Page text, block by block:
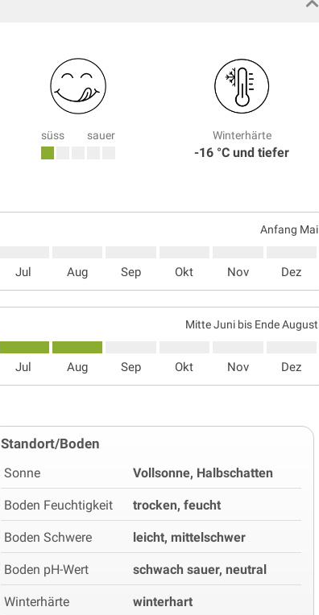
süss sauer Winterhärte
-16 °C und tiefer
Anfang Mai
Jul Aug Sep Okt Nov Dez
Mitte Juni bis Ende August
Jul Aug Sep Okt Nov Dez
Standort/Boden
Sonne Vollsonne, Halbschatten
Boden Feuchtigkeit trocken, feucht
Boden Schwere leicht, mittelschwer
Boden pH-Wert schwach sauer, neutral
Winterhärte winterhart